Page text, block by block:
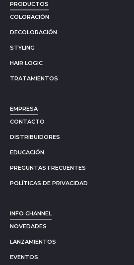
PRODUCTOS
COLORACIÓN
DECOLORACIÓN
STYLING
HAIR LOGIC
TRATAMIENTOS
EMPRESA
CONTACTO
DISTRIBUIDORES
EDUCACIÓN
PREGUNTAS FRECUENTES
POLÍTICAS DE PRIVACIDAD
INFO CHANNEL
NOVEDADES
LANZAMIENTOS
EVENTOS